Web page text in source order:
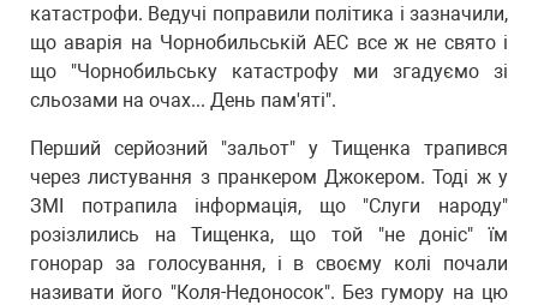
катастрофи. Ведучі поправили політика і зазначили,
що аварія на Чорнобильській АЕС все ж не свято і
що "Чорнобильську катастрофу ми згадуємо зі
сльозами на очах... День пам'яті".
Перший серйозний "зальот" у Тищенка трапився
через листування з пранкером Джокером. Тоді ж у
ЗМІ потрапила інформація, що "Слуги народу"
розізлились на Тищенка, що той "не доніс" їм
гонорар за голосування, і в своєму колі почали
називати його "Коля-Недоносок". Без гумору на цю